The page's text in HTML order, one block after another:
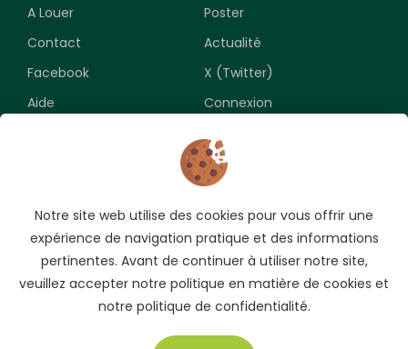
A Louer
Poster
Contact
Actualité
Facebook
X (Twitter)
Aide
Connexion
Souscrivez pour recevoir les meilleures opportunités.
Notre site web utilise des cookies pour vous offrir une
expérience de navigation pratique et des informations
pertinentes. Avant de continuer à utiliser notre site,
veuillez accepter notre politique en matière de cookies et
notre politique de confidentialité.